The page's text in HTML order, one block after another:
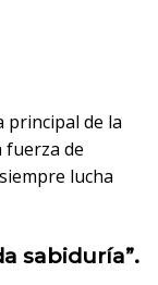
de la
fuerza de
lucha
sabiduría”.